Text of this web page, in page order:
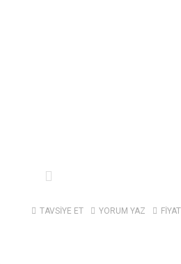
TAVSİYE ET YORUM YAZ